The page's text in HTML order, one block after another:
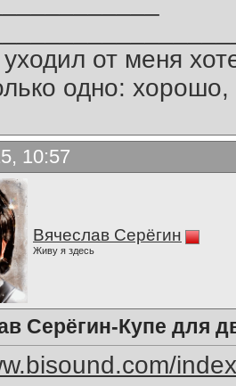
уходил от меня
одно:
10:57
Вячеслав Серёгин
Живу я здесь
Серёгин-Купе для